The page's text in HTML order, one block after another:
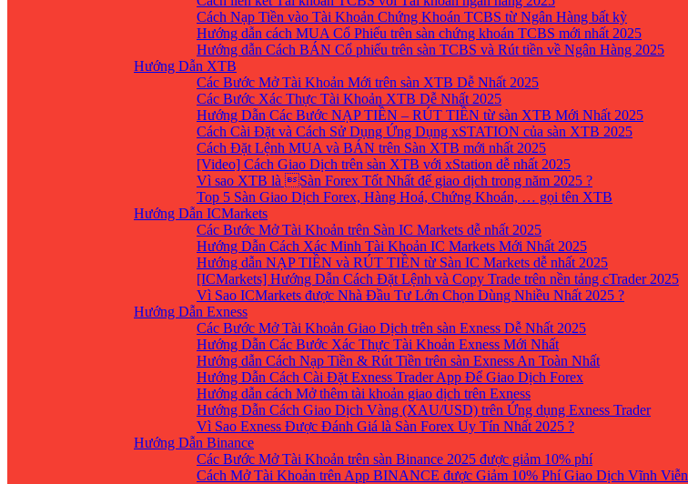
Cách Nạp Tiền vào Tài Khoản Chứng Khoán TCBS từ Ngân Hàng bất kỳ
Hướng dẫn cách MUA Cổ Phiếu trên sàn chứng khoán TCBS mới nhất 2025
Hướng dẫn Cách BÁN Cổ phiếu trên sàn TCBS và Rút tiền về Ngân Hàng 2025
Hướng Dẫn XTB
Các Bước Mở Tài Khoản Mới trên sàn XTB Dễ Nhất 2025
Các Bước Xác Thực Tài Khoản XTB Dễ Nhất 2025
Hướng Dẫn Các Bước NẠP TIỀN – RÚT TIỀN từ sàn XTB Mới Nhất 2025
Cách Cài Đặt và Cách Sử Dụng Ứng Dụng xSTATION của sàn XTB 2025
Cách Đặt Lệnh MUA và BÁN trên Sàn XTB mới nhất 2025
[Video] Cách Giao Dịch trên sàn XTB với xStation dễ nhất 2025
Vì sao XTB là Sàn Forex Tốt Nhất để giao dịch trong năm 2025 ?
Top 5 Sàn Giao Dịch Forex, Hàng Hoá, Chứng Khoán, … gọi tên XTB
Hướng Dẫn ICMarkets
Các Bước Mở Tài Khoản trên Sàn IC Markets dễ nhất 2025
Hướng Dẫn Cách Xác Minh Tài Khoản IC Markets Mới Nhất 2025
Hướng dẫn NẠP TIỀN và RÚT TIỀN từ Sàn IC Markets dễ nhất 2025
[ICMarkets] Hướng Dẫn Cách Đặt Lệnh và Copy Trade trên nền tảng cTrader 2025
Vì Sao ICMarkets được Nhà Đầu Tư Lớn Chọn Dùng Nhiều Nhất 2025 ?
Hướng Dẫn Exness
Các Bước Mở Tài Khoản Giao Dịch trên sàn Exness Dễ Nhất 2025
Hướng Dẫn Các Bước Xác Thực Tài Khoản Exness Mới Nhất
Hướng dẫn Cách Nạp Tiền & Rút Tiền trên sàn Exness An Toàn Nhất
Hướng Dẫn Cách Cài Đặt Exness Trader App Để Giao Dịch Forex
Hướng dẫn cách Mở thêm tài khoản giao dịch trên Exness
Hướng Dẫn Cách Giao Dịch Vàng (XAU/USD) trên Ứng dụng Exness Trader
Vì Sao Exness Được Đánh Giá là Sàn Forex Uy Tín Nhất 2025 ?
Hướng Dẫn Binance
Các Bước Mở Tài Khoản trên sàn Binance 2025 được giảm 10% phí
Cách Mở Tài Khoản trên App BINANCE được Giảm 10% Phí Giao Dịch Vĩnh Viễn